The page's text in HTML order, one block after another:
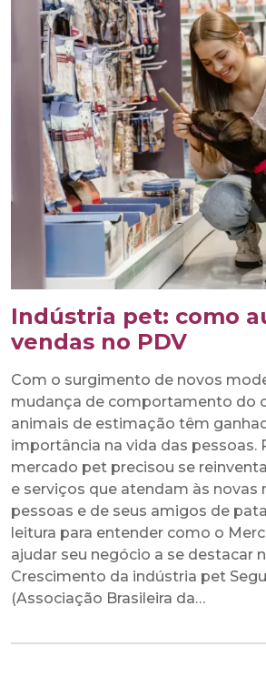
Indústria pet: como
vendas no PDV
Com o surgimento de novos
mudança de comportamento do
animais de estimação têm
importância na vida das pessoas.
mercado pet precisou se
e serviços que atendam às novas
pessoas e de seus amigos de
leitura para entender como o
ajudar seu negócio a se destacar
Crescimento da indústria pet
(Associação Brasileira da…